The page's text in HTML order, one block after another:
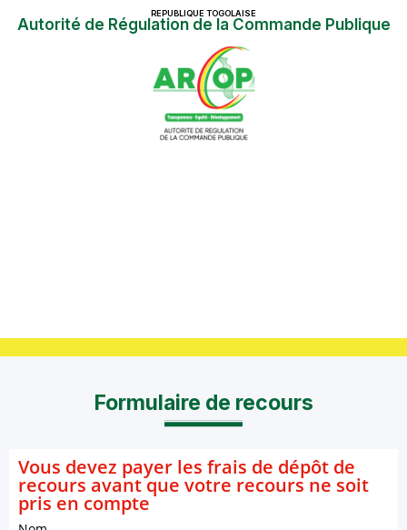
Autorité de Régulation de la Commande Publique
REPUBLIQUE TOGOLAISE
Formulaire de recours
Vous devez payer les frais de dépôt de
recours avant que votre recours ne soit
pris en compte